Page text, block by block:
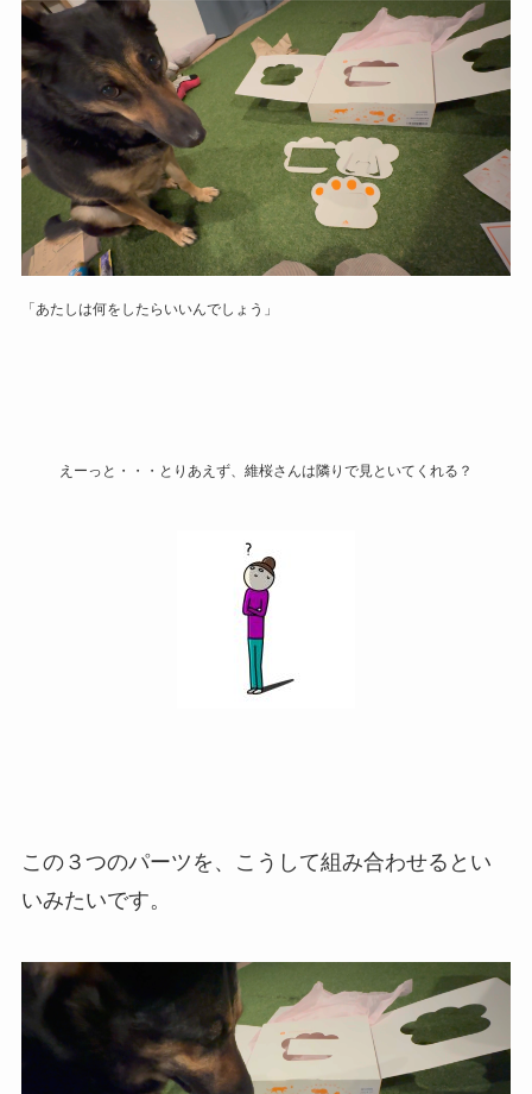
「あたしは何をしたらいいんでしょう」
えーっと・・・とりあえず、維桜さんは隣りで見といてくれる？
この３つのパーツを、こうして組み合わせるとい
いみたいです。